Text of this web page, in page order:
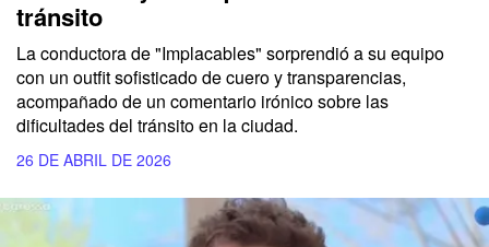
tránsito
La conductora de "Implacables" sorprendió a su equipo
con un outfit sofisticado de cuero y transparencias,
acompañado de un comentario irónico sobre las
dificultades del tránsito en la ciudad.
26 DE ABRIL DE 2026